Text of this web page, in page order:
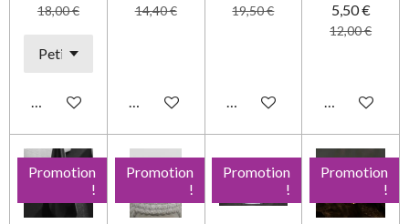
18,00 €
Ajouter au panier
14,40 €
Ajouter au panier
19,50 €
Ajouter au panier
5,50 €
12,00 €
Ajouter au
Promotion
!
Promotion
!
Promotion
!
Promotion
!